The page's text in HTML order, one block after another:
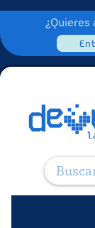
¿Quieres